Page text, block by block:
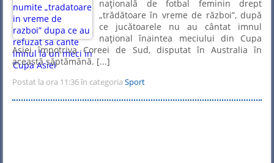
naţională de fotbal feminin drept
„trădătoare în vreme de război”, după
ce jucătoarele nu au cântat imnul
naţional înaintea meciului din Cupa
Asiei împotriva Coreei de Sud, disputat în Australia în
această săptămână. [...]
Postat la ora 11:36 în categoria Sport